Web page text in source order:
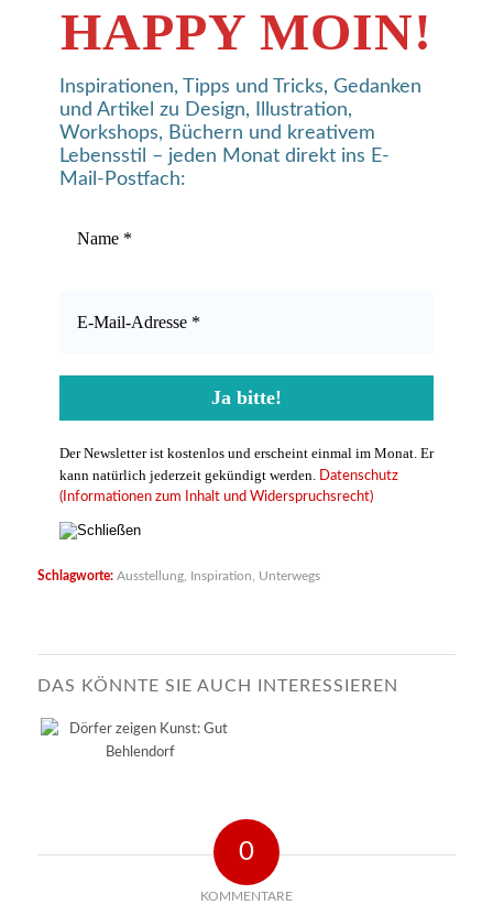
HAPPY MOIN!
Inspirationen, Tipps und Tricks, Gedanken
und Artikel zu Design, Illustration,
Workshops, Büchern und kreativem
Lebensstil – jeden Monat direkt ins E-
Mail-Postfach:
Der Newsletter ist kostenlos und erscheint einmal im Monat. Er
kann natürlich jederzeit gekündigt werden. Datenschutz
(Informationen zum Inhalt und Widerspruchsrecht)
Schlagworte: Ausstellung, Inspiration, Unterwegs
DAS KÖNNTE SIE AUCH INTERESSIEREN
0
KOMMENTARE